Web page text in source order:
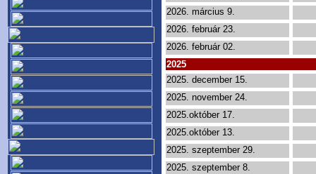
2026. március 9.
2026. február 23.
2026. február 02.
2025
2025. december 15.
2025. november 24.
2025.október 17.
2025.október 13.
2025. szeptember 29.
2025. szeptember 8.